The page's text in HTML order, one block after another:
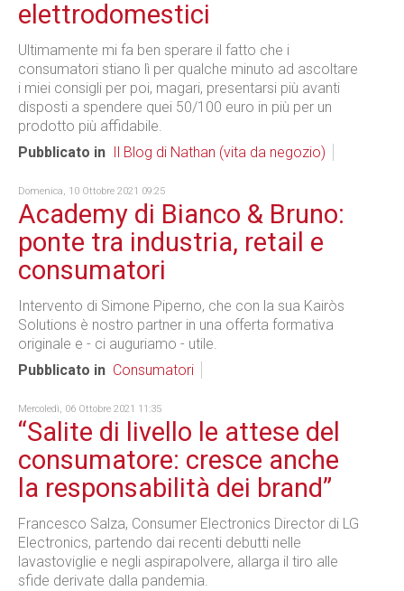
elettrodomestici
Ultimamente mi fa ben sperare il fatto che i
consumatori stiano lì per qualche minuto ad ascoltare
i miei consigli per poi, magari, presentarsi più avanti
disposti a spendere quei 50/100 euro in più per un
prodotto più affidabile.
Pubblicato in
Il Blog di Nathan (vita da negozio)
Domenica, 10 Ottobre 2021 09:25
Academy di Bianco & Bruno:
ponte tra industria, retail e
consumatori
Intervento di Simone Piperno, che con la sua Kairòs
Solutions è nostro partner in una offerta formativa
originale e - ci auguriamo - utile.
Pubblicato in Consumatori
Mercoledì, 06 Ottobre 2021 11:35
“Salite di livello le attese del
consumatore: cresce anche
la responsabilità dei brand”
Francesco Salza, Consumer Electronics Director di LG
Electronics, partendo dai recenti debutti nelle
lavastoviglie e negli aspirapolvere, allarga il tiro alle
sfide derivate dalla pandemia.